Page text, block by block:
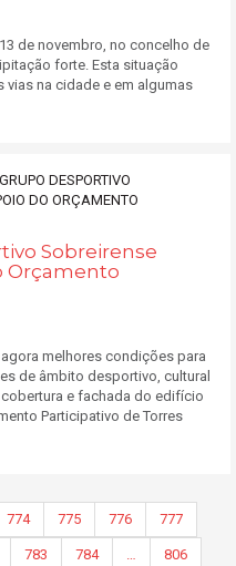
de novembro, no concelho de
forte. Esta situação
na cidade e em algumas
Sobreirense
Orçamento
melhores condições para
de âmbito desportivo, cultural
e fachada do edifício
Participativo de Torres
774 775 776 777
783 784 806